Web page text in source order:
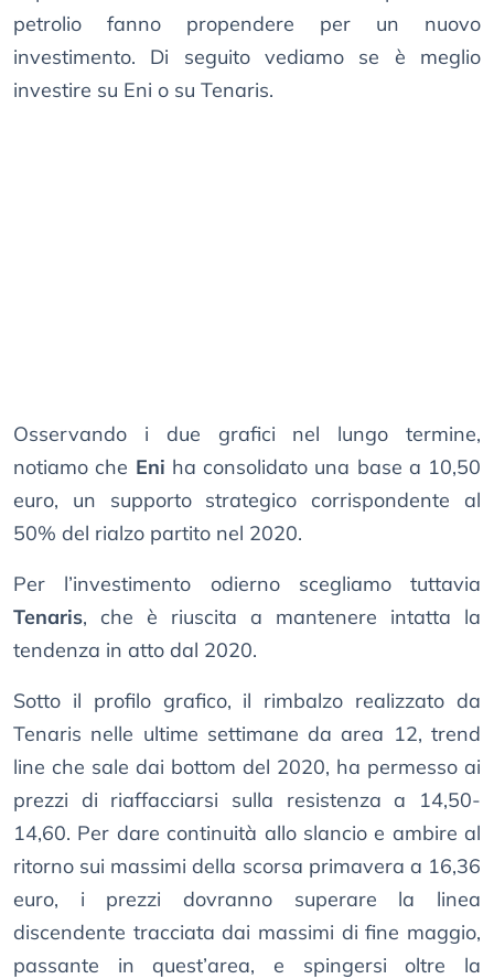
petrolio fanno propendere per un nuovo
investimento. Di seguito vediamo se è meglio
investire su Eni o su Tenaris.
Osservando i due grafici nel lungo termine,
notiamo che Eni ha consolidato una base a 10,50
euro, un supporto strategico corrispondente al
50% del rialzo partito nel 2020.
Per l’investimento odierno scegliamo tuttavia
Tenaris, che è riuscita a mantenere intatta la
tendenza in atto dal 2020.
Sotto il profilo grafico, il rimbalzo realizzato da
Tenaris nelle ultime settimane da area 12, trend
line che sale dai bottom del 2020, ha permesso ai
prezzi di riaffacciarsi sulla resistenza a 14,50-
14,60. Per dare continuità allo slancio e ambire al
ritorno sui massimi della scorsa primavera a 16,36
euro, i prezzi dovranno superare la linea
discendente tracciata dai massimi di fine maggio,
passante in quest’area, e spingersi oltre la